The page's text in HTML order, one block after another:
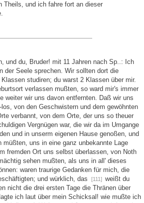
Theils, und ich fahre fort an dieser
und du, Bruder! mit 11 Jahren nach Sp..: Ich
der Seele sprechen. Wir sollten dort die
studiren; du warst 2 Klassen über mir.
verlassen mußten, so ward mir's immer
weiter wir uns davon entfernten. Daß wir uns
von den Geschwistern und dem gewöhnten
verbannt, von dem Orte, der uns so theuer
Vergnügen war, die wir da im Umgange
und in unserm eigenen Hause genoßen, und
müßten, uns in eine ganz unbekannte Lage
fremden Ort uns selbst überlassen, von Noth
sehen mußten, als uns in all' dieses
waren traurige Gedanken für mich, die
und würklich, das
[111] weißt du
nicht die drei ersten Tage die Thränen über
ich laut über mein Schicksal! wie mußte ich